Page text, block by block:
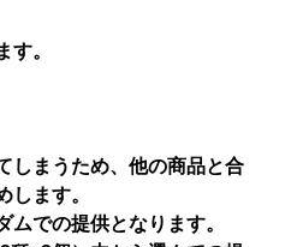
。
しまうため、他の商品と合
します。
での提供となります。